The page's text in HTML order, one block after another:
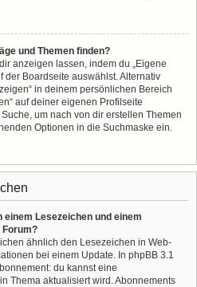
und Themen finden?
anzeigen lassen, indem du „Eigene
der Boardseite auswählst. Alternativ
in deinem persönlichen Bereich
auf deiner eigenen Profilseite
um nach von dir erstellen Themen
Optionen in die Suchmaske ein.
Lesezeichen und einem
Forum?
ähnlich den Lesezeichen in Web-
bei einem Update. In phpBB 3.1
du kannst eine
Thema aktualisiert wird. Abonnements